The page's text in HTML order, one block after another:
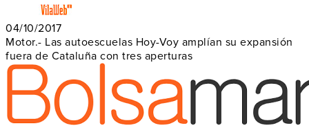
04/10/2017
Motor.- Las autoescuelas Hoy-Voy amplían su expansión
fuera de Cataluña con tres aperturas